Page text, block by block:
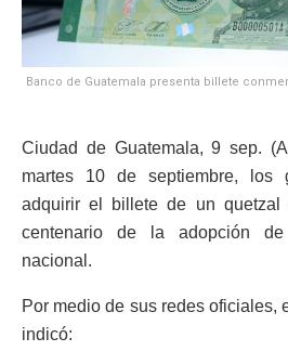
Banco de Guatemala presenta billete
Ciudad de Guatemala, 9 sep.
martes 10 de septiembre, los
adquirir el billete de un quetzal
centenario de la adopción
nacional.
Por medio de sus redes oficiales,
indicó: